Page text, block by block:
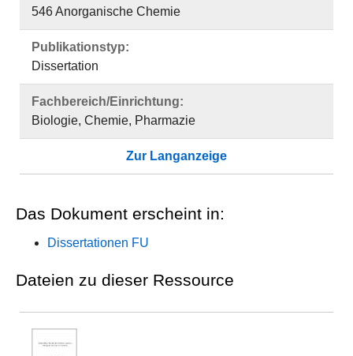
546 Anorganische Chemie
Publikationstyp:
Dissertation
Fachbereich/Einrichtung:
Biologie, Chemie, Pharmazie
Zur Langanzeige
Das Dokument erscheint in:
Dissertationen FU
Dateien zu dieser Ressource